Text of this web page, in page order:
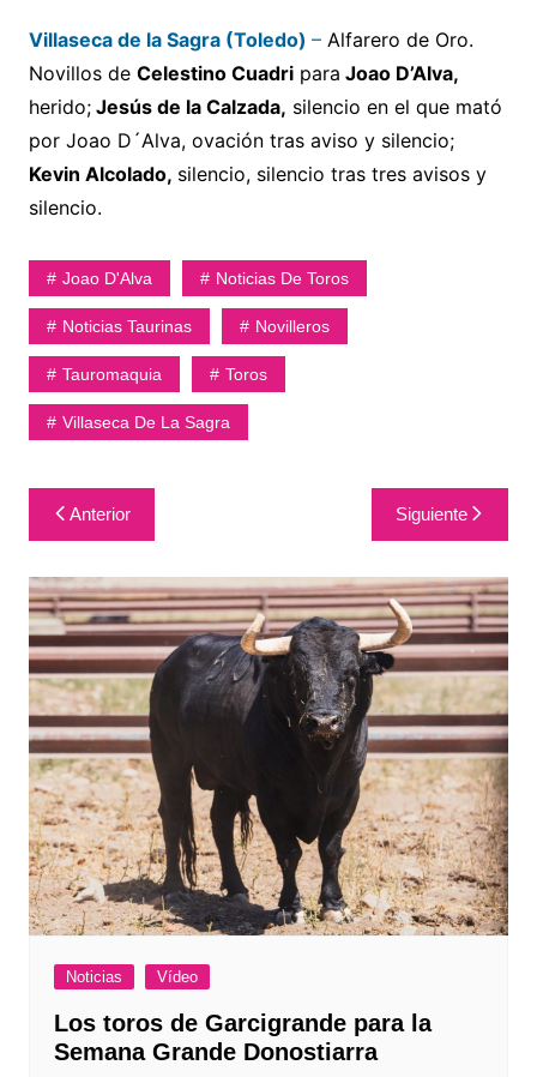
Villaseca de la Sagra (Toledo) –Alfarero de Oro.
Novillos de Celestino Cuadripara Joao D’Alva,
herido;Jesús de la Calzada, silencio en el que mató
por Joao D´Alva, ovación tras aviso y silencio;
Kevin Alcolado, silencio, silencio tras tres avisos y
silencio.
Joao D'Alva Noticias De Toros
Noticias Taurinas Novilleros
Tauromaquia Toros
Villaseca De La Sagra
Navegación
de
entradas
Anterior Siguiente
Noticias Vídeo
Los toros de Garcigrande para la
Semana Grande Donostiarra